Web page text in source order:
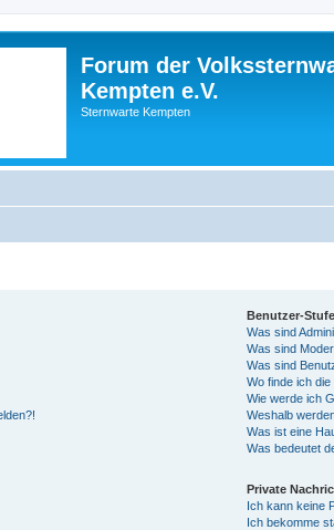
Forum der
Kempten e.V.
Sternwarte Kempten
Benutzer-
Was sind
Was sind
Was sind
Wo finde ich
Wie werde ich
Weshalb
Was ist eine
Was bedeutet
Private
Ich kann keine
Ich bekomme